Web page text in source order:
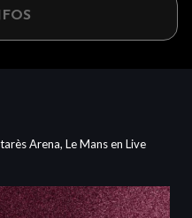
Arena, Le Mans en Live